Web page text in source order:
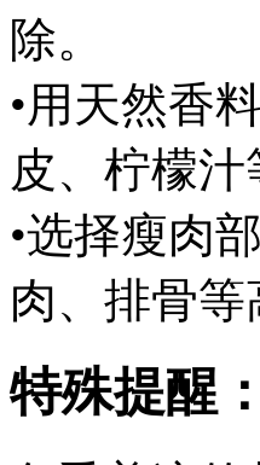
除。
•用天然香
皮、柠檬汁
•选择瘦肉
肉、排骨等
特殊提醒